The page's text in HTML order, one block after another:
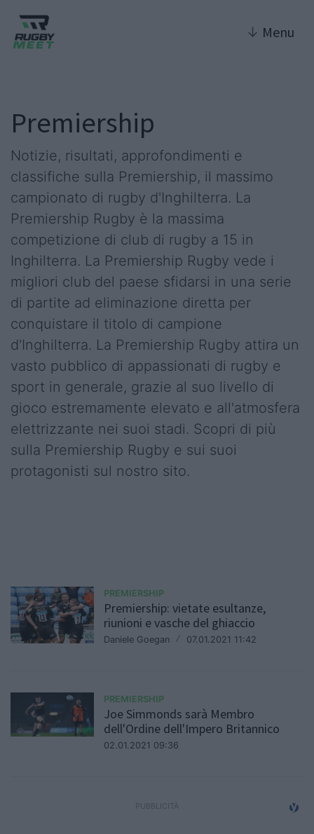
↓ Menu
Premiership
Notizie, risultati, approfondimenti e
classifiche sulla Premiership, il massimo
campionato di rugby d'Inghilterra. La
Premiership Rugby è la massima
competizione di club di rugby a 15 in
Inghilterra. La Premiership Rugby vede i
migliori club del paese sfidarsi in una serie
di partite ad eliminazione diretta per
conquistare il titolo di campione
d'Inghilterra. La Premiership Rugby attira un
vasto pubblico di appassionati di rugby e
sport in generale, grazie al suo livello di
gioco estremamente elevato e all'atmosfera
elettrizzante nei suoi stadi. Scopri di più
sulla Premiership Rugby e sui suoi
protagonisti sul nostro sito.
PREMIERSHIP
Premiership: vietate esultanze,
riunioni e vasche del ghiaccio
Daniele Goegan / 07.01.2021 11:42
PREMIERSHIP
Joe Simmonds sarà Membro
dell'Ordine dell'Impero Britannico
02.01.2021 09:36